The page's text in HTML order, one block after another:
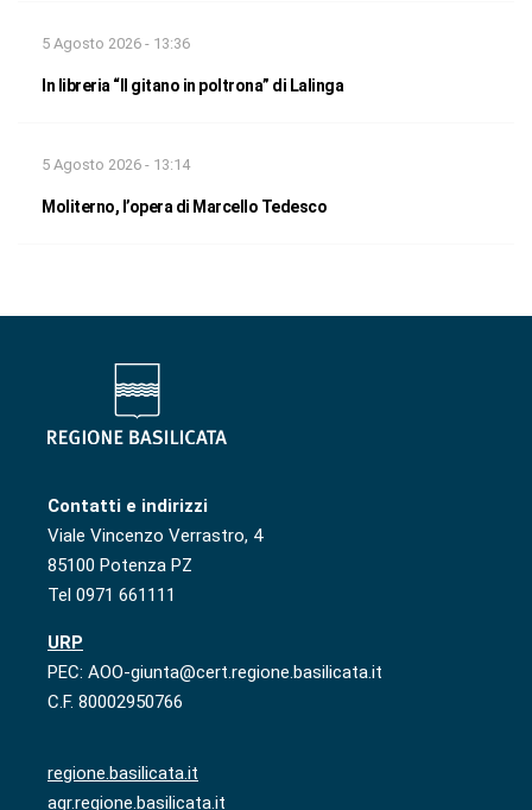
5 Agosto 2026 - 13:36
In libreria “Il gitano in poltrona” di Lalinga
5 Agosto 2026 - 13:14
Moliterno, l’opera di Marcello Tedesco
Contatti e indirizzi
Viale Vincenzo Verrastro, 4
85100 Potenza PZ
Tel 0971 661111
URP
PEC: AOO-giunta@cert.regione.basilicata.it
C.F. 80002950766
regione.basilicata.it
agr.regione.basilicata.it